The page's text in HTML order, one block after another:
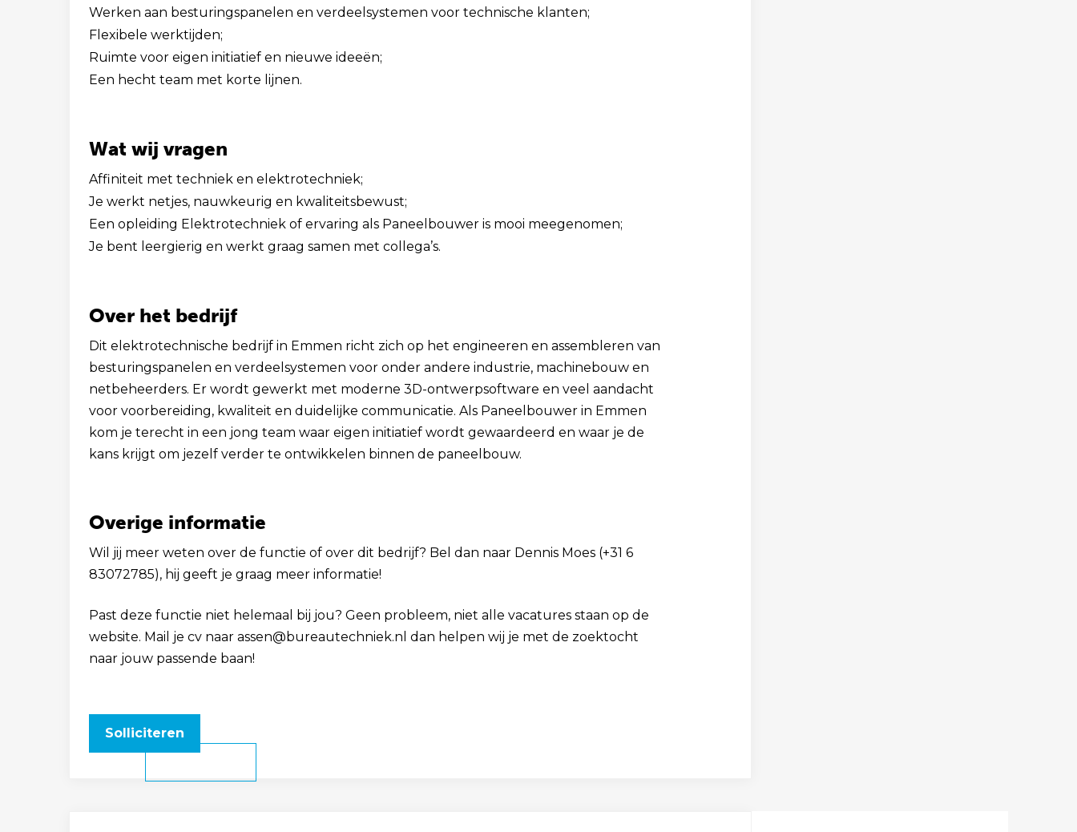
Werken aan besturingspanelen en verdeelsystemen voor technische klanten;
Flexibele werktijden;
Ruimte voor eigen initiatief en nieuwe ideeën;
Een hecht team met korte lijnen.
Wat wij vragen
Affiniteit met techniek en elektrotechniek;
Je werkt netjes, nauwkeurig en kwaliteitsbewust;
Een opleiding Elektrotechniek of ervaring als Paneelbouwer is mooi meegenomen;
Je bent leergierig en werkt graag samen met collega’s.
Over het bedrijf
Dit elektrotechnische bedrijf in Emmen richt zich op het engineeren en assembleren van
besturingspanelen en verdeelsystemen voor onder andere industrie, machinebouw en
netbeheerders. Er wordt gewerkt met moderne 3D-ontwerpsoftware en veel aandacht
voor voorbereiding, kwaliteit en duidelijke communicatie. Als Paneelbouwer in Emmen
kom je terecht in een jong team waar eigen initiatief wordt gewaardeerd en waar je de
kans krijgt om jezelf verder te ontwikkelen binnen de paneelbouw.
Overige informatie
Wil jij meer weten over de functie of over dit bedrijf? Bel dan naar Dennis Moes (+31 6
83072785), hij geeft je graag meer informatie!
Past deze functie niet helemaal bij jou? Geen probleem, niet alle vacatures staan op de
website. Mail je cv naar assen@bureautechniek.nl dan helpen wij je met de zoektocht
naar jouw passende baan!
Solliciteren